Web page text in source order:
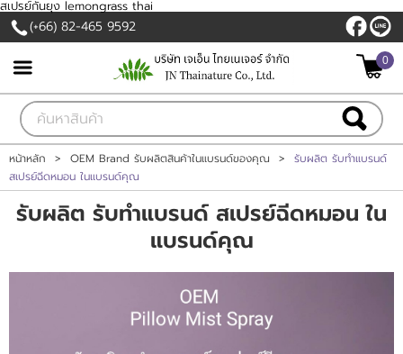
สเปรย์กันยุง lemongrass thai
สมัครสมาชิก
สินค้าที่สนใจ( 0 )
หน้าหลัก
สินค้าและบริการ
วิสัยทัศน์
(+66) 82-465 9592
0
หน้าหลัก > OEM Brand รับผลิตสินค้าในแบรนด์ของคุณ >
รับผลิต รับทำแบรนด์
สเปรย์ฉีดหมอน ในแบรนด์คุณ
รับผลิต รับทำแบรนด์ สเปรย์ฉีดหมอน ใน
แบรนด์คุณ